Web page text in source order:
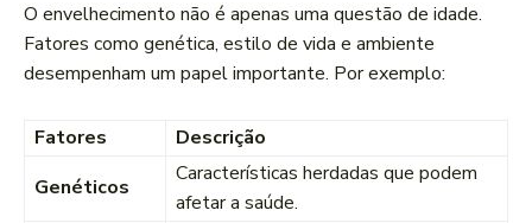
O envelhecimento não é apenas uma questão de idade.
Fatores como genética, estilo de vida e ambiente
desempenham um papel importante. Por exemplo:
Fatores
Descrição
Genéticos
Características herdadas que podem
afetar a saúde.